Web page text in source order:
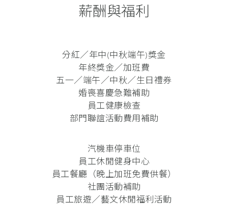
薪酬與福利
分紅／年中(中秋端午)獎金
年終獎金／加班費
五一／端午／中秋／生日禮券
婚喪喜慶急難補助
員工健康檢查
部門聯誼活動費用補助
汽機車停車位
員工休閒健身中心
員工餐廳（晚上加班免費供餐）
社團活動補助
員工旅遊／藝文休閒福利活動